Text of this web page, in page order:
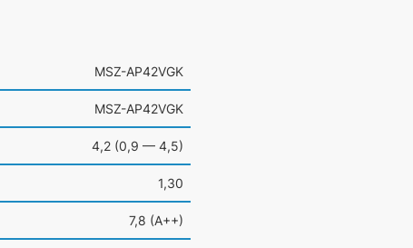
MSZ-AP42VGK
MSZ-AP42VGK
4,2 (0,9 — 4,5)
1,30
7,8 (A++)